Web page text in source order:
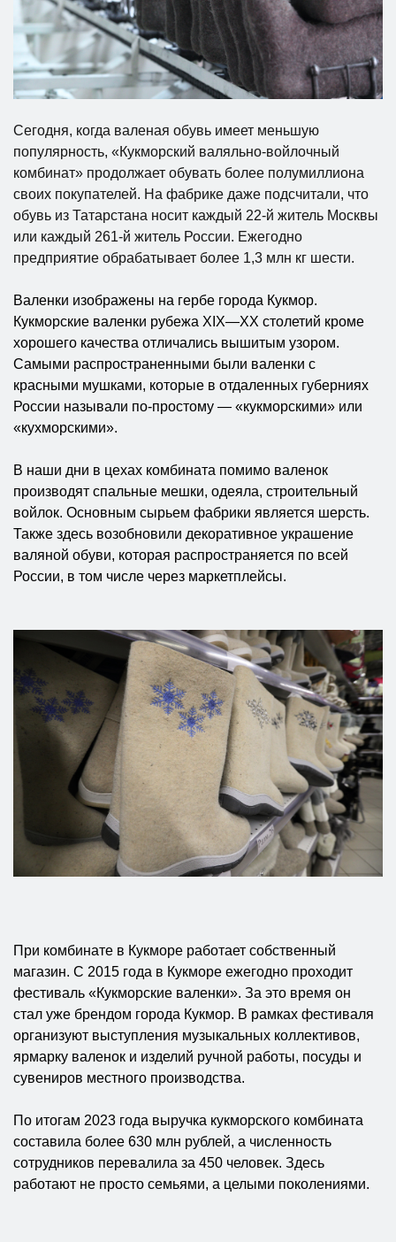
Сегодня, когда валеная обувь имеет меньшую
популярность, «Кукморский валяльно-войлочный
комбинат» продолжает обувать более полумиллиона
своих покупателей. На фабрике даже подсчитали, что
обувь из Татарстана носит каждый 22-й житель Москвы
или каждый 261-й житель России. Ежегодно
предприятие обрабатывает более 1,3 млн кг шести.
Валенки изображены на гербе города Кукмор.
Кукморские валенки рубежа XIX—XX столетий кроме
хорошего качества отличались вышитым узором.
Самыми распространенными были валенки с
красными мушками, которые в отдаленных губерниях
России называли по-простому — «кукморскими» или
«кухморскими».
В наши дни в цехах комбината помимо валенок
производят спальные мешки, одеяла, строительный
войлок. Основным сырьем фабрики является шерсть.
Также здесь возобновили декоративное украшение
валяной обуви, которая распространяется по всей
России, в том числе через маркетплейсы.
При комбинате в Кукморе работает собственный
магазин. С 2015 года в Кукморе ежегодно проходит
фестиваль «Кукморские валенки». За это время он
стал уже брендом города Кукмор. В рамках фестиваля
организуют выступления музыкальных коллективов,
ярмарку валенок и изделий ручной работы, посуды и
сувениров местного производства.
По итогам 2023 года выручка кукморского комбината
составила более 630 млн рублей, а численность
сотрудников перевалила за 450 человек. Здесь
работают не просто семьями, а целыми поколениями.